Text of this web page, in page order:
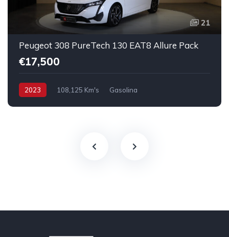
21
Peugeot 308 PureTech 130 EAT8 Allure Pack
€17,500
2023 108,125 Km's Gasolina